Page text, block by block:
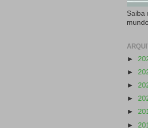
Saiba
mundo
►
►
►
►
►
►